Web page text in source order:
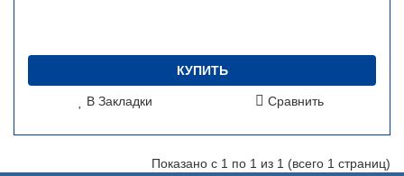
КУПИТЬ
В Закладки Сравнить
Показано с 1 по 1 из 1 (всего 1 страниц)